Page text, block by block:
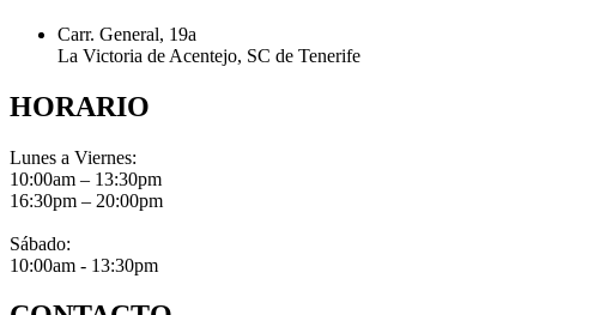
Carr. General, 19a
La Victoria de Acentejo, SC de Tenerife
HORARIO
Lunes a Viernes:
10:00am – 13:30pm
16:30pm – 20:00pm
Sábado:
10:00am - 13:30pm